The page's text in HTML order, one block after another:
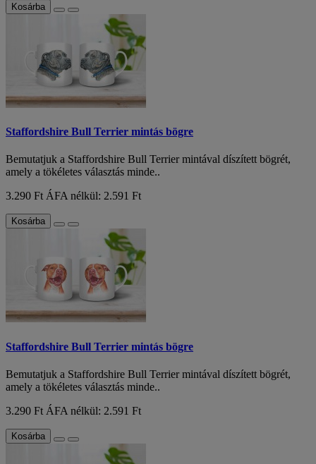
Kosárba
Staffordshire Bull Terrier mintás bögre
Bemutatjuk a Staffordshire Bull Terrier mintával díszített bögrét,
amely a tökéletes választás minde..
3.290 FtÁFA nélkül: 2.591 Ft
Kosárba
Staffordshire Bull Terrier mintás bögre
Bemutatjuk a Staffordshire Bull Terrier mintával díszített bögrét,
amely a tökéletes választás minde..
3.290 Ft ÁFA nélkül: 2.591 Ft
Kosárba